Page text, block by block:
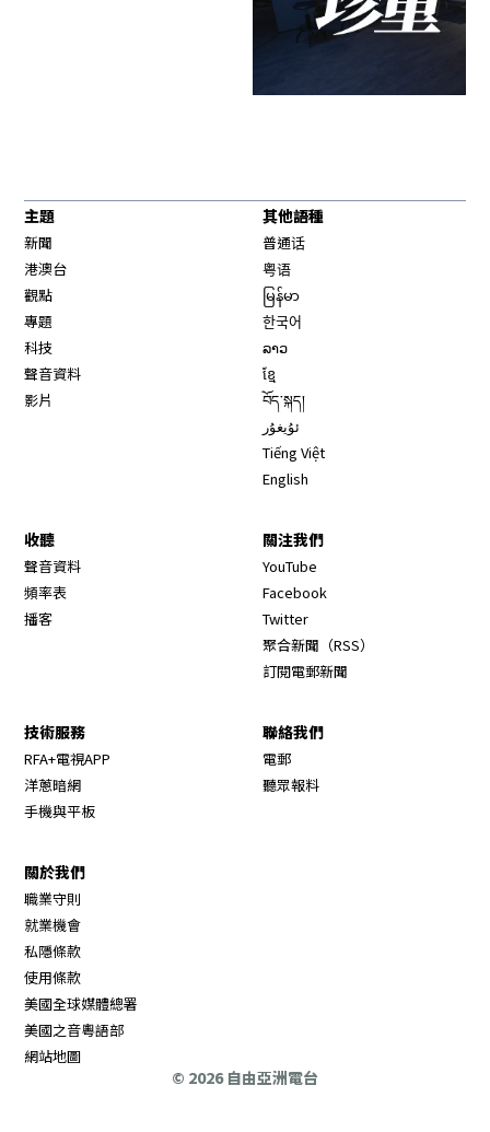
主題
新聞
港澳台
觀點
專題
科技
聲音資料
影片
其他語種
普通话
粤语
မြန်မာ
한국어
ລາວ
ខ្មែ
བོད་སྐད།
ئۇيغۇر
Tiếng Việt
English
收聽
聲音資料
頻率表
播客
關注我們
YouTube
Facebook
Twitter
聚合新聞（RSS）
訂閱電郵新聞
技術服務
RFA+電視APP
洋蔥暗網
手機與平板
聯絡我們
電郵
聽眾報料
關於我們
職業守則
就業機會
私隱條款
使用條款
美國全球媒體總署
美國之音粵語部
網站地圖
© 2026 自由亞洲電台